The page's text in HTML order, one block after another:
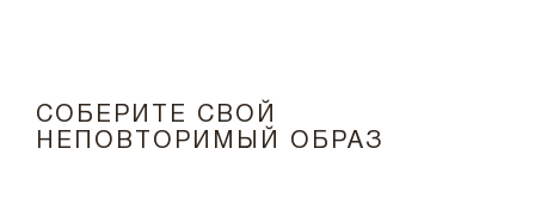
СОБЕРИТЕ СВОЙ
НЕПОВТОРИМЫЙ ОБРАЗ